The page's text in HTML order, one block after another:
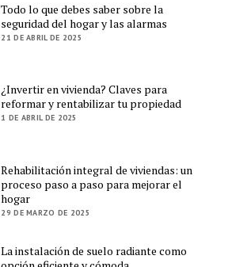
Todo lo que debes saber sobre la
seguridad del hogar y las alarmas
21 DE ABRIL DE 2025
¿Invertir en vivienda? Claves para
reformar y rentabilizar tu propiedad
1 DE ABRIL DE 2025
Rehabilitación integral de viviendas: un
proceso paso a paso para mejorar el
hogar
29 DE MARZO DE 2025
La instalación de suelo radiante como